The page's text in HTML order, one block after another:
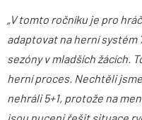
„V tomto ročníku je pro
adaptovat na herní systém
sezóny v mladších žácích.
herní proces. Nechtěli
nehráli 5+1, protože na